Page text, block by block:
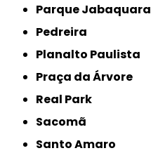
Parque Jabaquara
Pedreira
Planalto Paulista
Praça da Árvore
Real Park
Sacomã
Santo Amaro